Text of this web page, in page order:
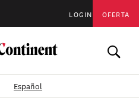
LOGIN OFERTA
Español